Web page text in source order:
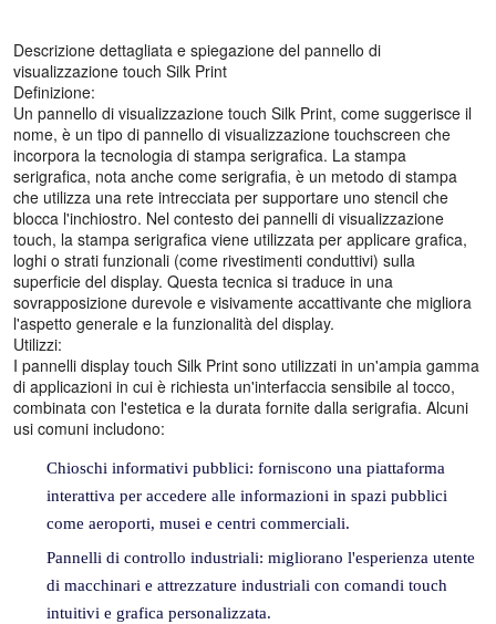
Descrizione dettagliata e spiegazione del pannello di
visualizzazione touch Silk Print
Definizione:
Un pannello di visualizzazione touch Silk Print, come suggerisce il
nome, è un tipo di pannello di visualizzazione touchscreen che
incorpora la tecnologia di stampa serigrafica. La stampa
serigrafica, nota anche come serigrafia, è un metodo di stampa
che utilizza una rete intrecciata per supportare uno stencil che
blocca l'inchiostro. Nel contesto dei pannelli di visualizzazione
touch, la stampa serigrafica viene utilizzata per applicare grafica,
loghi o strati funzionali (come rivestimenti conduttivi) sulla
superficie del display. Questa tecnica si traduce in una
sovrapposizione durevole e visivamente accattivante che migliora
l'aspetto generale e la funzionalità del display.
Utilizzi:
I pannelli display touch Silk Print sono utilizzati in un'ampia gamma
di applicazioni in cui è richiesta un'interfaccia sensibile al tocco,
combinata con l'estetica e la durata fornite dalla serigrafia. Alcuni
usi comuni includono:
Chioschi informativi pubblici: forniscono una piattaforma
interattiva per accedere alle informazioni in spazi pubblici
come aeroporti, musei e centri commerciali.
Pannelli di controllo industriali: migliorano l'esperienza utente
di macchinari e attrezzature industriali con comandi touch
intuitivi e grafica personalizzata.